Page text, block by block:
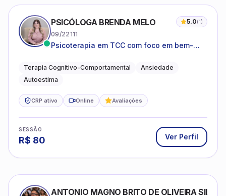
PSICÓLOGA BRENDA MELO 5.0(1)
09/22111
Psicoterapia em TCC com foco em bem-
o cotidiano
Terapia Cognitivo-Comportamental
Ansiedade
Autoestima
CRP ativo Online Avaliações
SESSÃO
R$ 80 Ver Perfil
ANTONIO MAGNO BRITO DE OLIVEIRA SILVA